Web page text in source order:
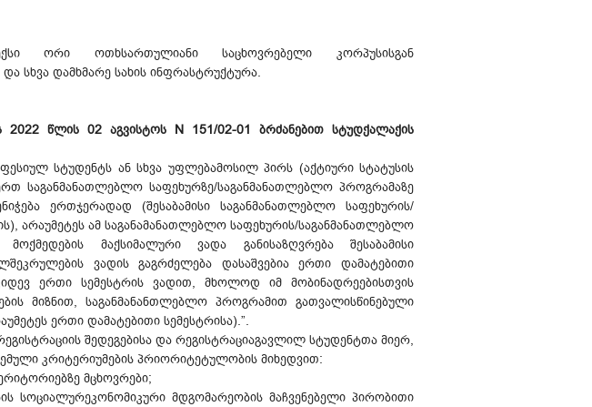
ორი ოთხსართულიანი საცხოვრებელი კორპუსისგან
სხვა დამხმარე სახის ინფრასტრუქტურა.
2022 წლის 02 აგვისტოს N 151/02-01 ბრძანებით სტუდქალაქის
სტუდენტს ან სხვა უფლებამოსილ პირს (აქტიური სტატუსის
საგანმანათლებლო საფეხურზე/საგანმანათლებლო პროგრამაზე
ერთჯერადად (შესაბამისი საგანმანათლებლო საფეხურის/
არაუმეტეს ამ საგანამანათლებლო საფეხურის/საგანმანათლებლო
მაქსიმალური ვადა განისაზღვრება შესაბამისი
ვადის გაგრძელება დასაშვებია ერთი დამატებითი
ერთი სემესტრის ვადით, მხოლოდ იმ მობინადრეებისთვის
მიზნით, საგანმანანთლებლო პროგრამით გათვალისწინებული
ერთი დამატებითი სემესტრისა).”.
შედეგებისა და რეგისტრაციაგავლილ სტუდენტთა მიერ,
კრიტერიუმების პრიორიტეტულობის მიხედვით:
მცხოვრები;
სოციალურეკონომიკური მდგომარეობის მაჩვენებელი პირობითი